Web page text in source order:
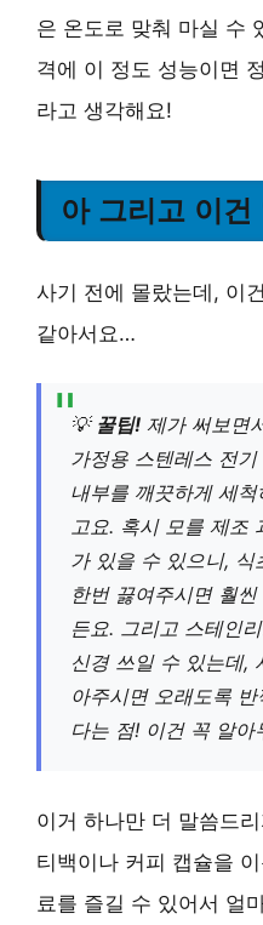
은 온도로 맞춰 마실 수
격에 이 정도 성능이면
라고 생각해요!
아 그리고 이건
사기 전에 몰랐는데, 이
같아서요…
💡 꿀팁! 제가 써보면
가정용 스텐레스 전
내부를 깨끗하게 세
고요. 혹시 모를 제조
가 있을 수 있으니,
한번 끓여주시면 훨
든요. 그리고 스테인
신경 쓰일 수 있는데,
아주시면 오래도록
다는 점! 이건 꼭 알아
이거 하나만 더 말씀드
티백이나 커피 캡슐을
료를 즐길 수 있어서 얼